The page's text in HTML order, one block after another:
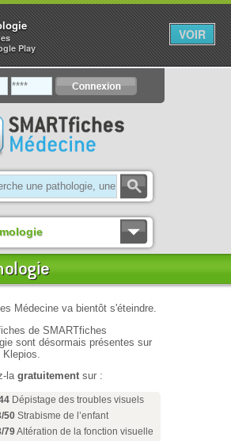
Médecine va bientôt s'éteindre.
de SMARTfiches
sont désormais présentes sur
la gratuitement sur :
Dépistage des troubles visuels
50 Strabisme de l’enfant
79Altération de la fonction visuelle
Play
VOIR